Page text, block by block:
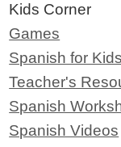
Kids Corner
Games
Spanish for Kids
Teacher's
Spanish
Spanish Videos